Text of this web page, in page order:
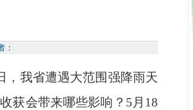
者：
我省遭遇大范围强降雨天
获会带来哪些影响？5月18